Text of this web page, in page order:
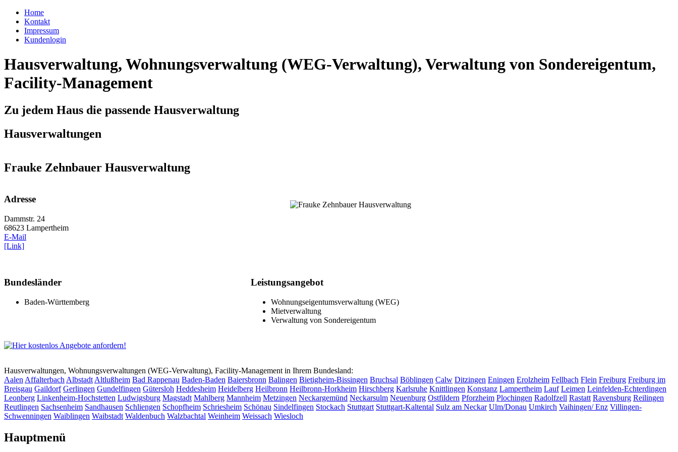
Home
Kontakt
Impressum
Kundenlogin
Hausverwaltung, Wohnungsverwaltung (WEG-Verwaltung), Verwaltung von Sondereigentum,
Facility-Management
Zu jedem Haus die passende Hausverwaltung
Hausverwaltungen
Frauke Zehnbauer Hausverwaltung
Adresse
Dammstr. 24
68623 Lampertheim
E-Mail
[Link]
Bundesländer
Baden-Württemberg
Leistungsangebot
Wohnungseigentumsverwaltung (WEG)
Mietverwaltung
Verwaltung von Sondereigentum
Hausverwaltungen, Wohnungsverwaltungen (WEG-Verwaltung), Facility-Management in Ihrem Bundesland:
Aalen Affalterbach Albstadt Altlußheim Bad Rappenau Baden-Baden Baiersbronn Balingen Bietigheim-Bissingen Bruchsal Böblingen Calw Ditzingen Eningen Erolzheim Fellbach Flein Freiburg Freiburg im
Breisgau Gaildorf Gerlingen Gundelfingen Gütersloh Heddesheim Heidelberg Heilbronn Heilbronn-Horkheim Hirschberg Karlsruhe Knittlingen Konstanz Lampertheim Lauf Leimen Leinfelden-Echterdingen
Leonberg Linkenheim-Hochstetten Ludwigsburg Magstadt Mahlberg Mannheim Metzingen Neckargemünd Neckarsulm Neuenburg Ostfildern Pforzheim Plochingen Radolfzell Rastatt Ravensburg Reilingen
Reutlingen Sachsenheim Sandhausen Schliengen Schopfheim Schriesheim Schönau Sindelfingen Stockach Stuttgart Stuttgart-Kaltental Sulz am Neckar Ulm/Donau Umkirch Vaihingen/ Enz Villingen-
Schwenningen Waiblingen Waibstadt Waldenbuch Walzbachtal Weinheim Weissach Wiesloch
Hauptmenü